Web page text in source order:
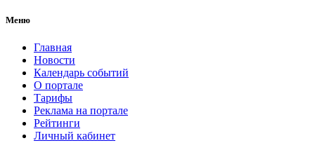
Меню
Главная
Новости
Календарь событий
О портале
Тарифы
Реклама на портале
Рейтинги
Личный кабинет